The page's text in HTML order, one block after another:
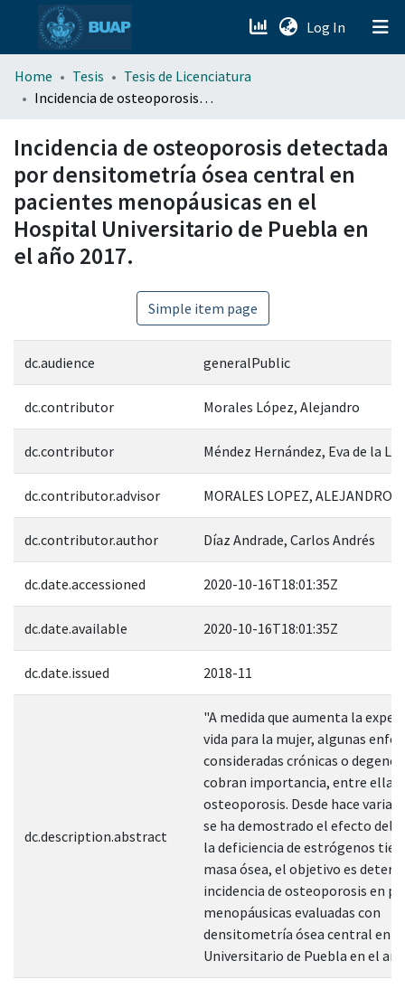
Log In (current)
menu.section.about_menu
Home Tesis
Tesis de Licenciatura
Incidencia de osteoporosis detectada por densitometría ósea central en pacientes menopáusicas en el Hospital Universitario de Puebla en el año 2017.
Incidencia de osteoporosis detectada
por densitometría ósea central en
pacientes menopáusicas en el
Hospital Universitario de Puebla en
el año 2017.
Simple item page
dc.audience generalPublic
dc.contributor Morales López, Alejandro
dc.contributor Méndez Hernández, Eva de la Luz
dc.contributor.advisor MORALES LOPEZ, ALEJANDRO;
dc.contributor.author Díaz Andrade, Carlos Andrés
dc.date.accessioned 2020-10-16T18:01:35Z
dc.date.available 2020-10-16T18:01:35Z
dc.date.issued 2018-11
dc.description.abstract
"A medida que aumenta la
vida para la mujer, algunas
consideradas crónicas o
cobran importancia, entre ellas
osteoporosis. Desde hace varias
se ha demostrado el efecto
la deficiencia de estrógenos
masa ósea, el objetivo es
incidencia de osteoporosis en
menopáusicas evaluadas con
densitometría ósea central en
Universitario de Puebla en el